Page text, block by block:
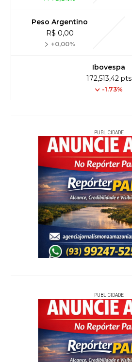
Peso Argentino
R$ 0,00
+0,00%
Ibovespa
172,513,42 pts
-1.73%
PUBLICIDADE
PUBLICIDADE